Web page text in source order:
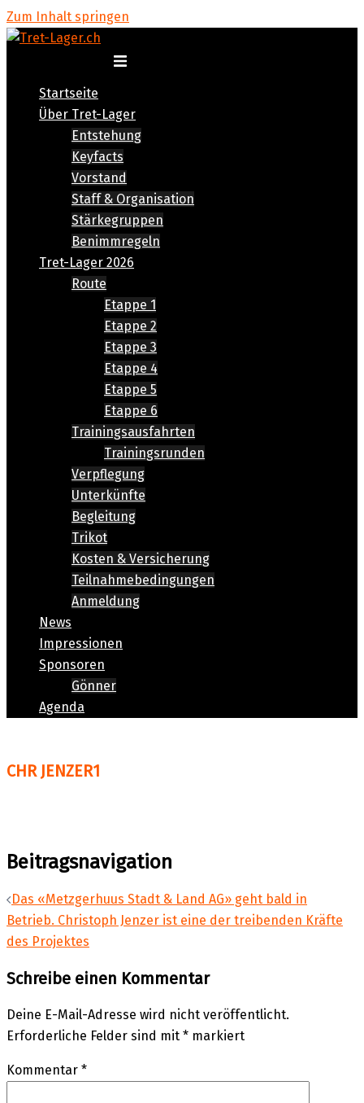
Zum Inhalt springen
Startseite
Über Tret-Lager
Entstehung
Keyfacts
Vorstand
Staff & Organisation
Stärkegruppen
Benimmregeln
Tret-Lager 2026
Route
Etappe 1
Etappe 2
Etappe 3
Etappe 4
Etappe 5
Etappe 6
Trainingsausfahrten
Trainingsrunden
Verpflegung
Unterkünfte
Begleitung
Trikot
Kosten & Versicherung
Teilnahmebedingungen
Anmeldung
News
Impressionen
Sponsoren
Gönner
Agenda
CHR JENZER1
Beitragsnavigation
Das «Metzgerhuus Stadt & Land AG» geht bald in
Betrieb. Christoph Jenzer ist eine der treibenden Kräfte
des Projektes
Schreibe einen Kommentar
Deine E-Mail-Adresse wird nicht veröffentlicht.
Erforderliche Felder sind mit * markiert
Kommentar *